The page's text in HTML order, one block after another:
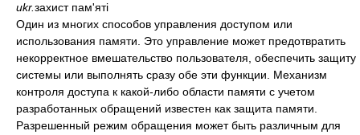
ukr.захист пам'яті
Один из многих способов управления доступом или
использования памяти. Это управление может предотвратить
некорректное вмешательство пользователя, обеспечить защиту
системы или выполнять сразу обе эти функции. Механизм
контроля доступа к какой-либо области памяти с учетом
разработанных обращений известен как защита памяти.
Разрешенный режим обращения может быть различным для